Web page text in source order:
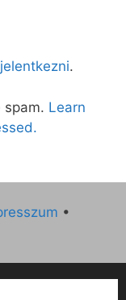
.
spam. Learn
•